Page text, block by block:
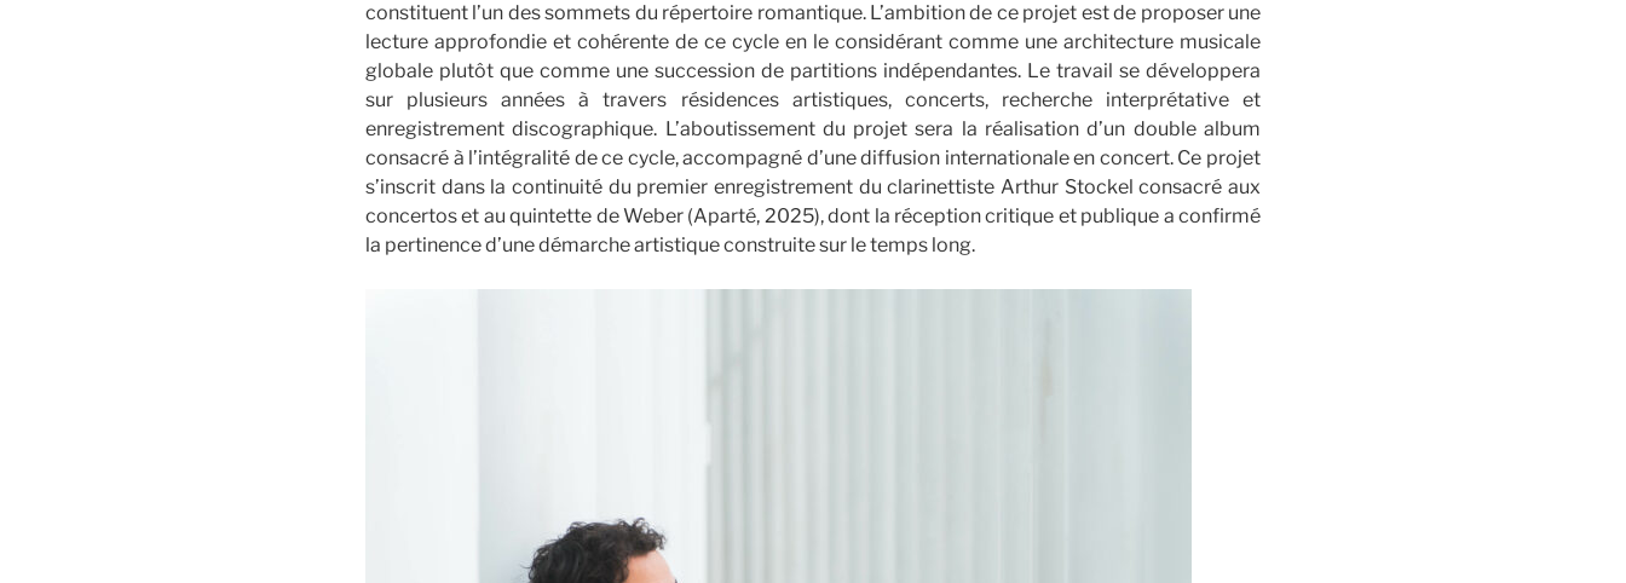
constituent l’un des sommets du répertoire romantique. L’ambition de ce projet est de proposer une
lecture approfondie et cohérente de ce cycle en le considérant comme une architecture musicale
globale plutôt que comme une succession de partitions indépendantes. Le travail se développera
sur plusieurs années à travers résidences artistiques, concerts, recherche interprétative et
enregistrement discographique. L’aboutissement du projet sera la réalisation d’un double album
consacré à l’intégralité de ce cycle, accompagné d’une diffusion internationale en concert. Ce projet
s’inscrit dans la continuité du premier enregistrement du clarinettiste Arthur Stockel consacré aux
concertos et au quintette de Weber (Aparté, 2025), dont la réception critique et publique a confirmé
la pertinence d’une démarche artistique construite sur le temps long.